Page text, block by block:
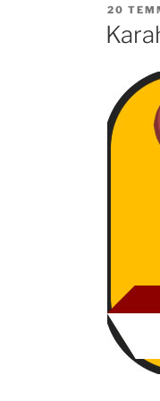
YAYIM
TARIHI
20